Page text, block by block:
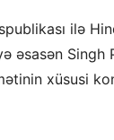
ilə
əsasən Singh
xüsusi